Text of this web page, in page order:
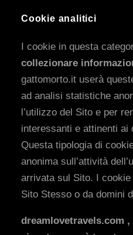
Cookie analitici
I cookie in questa
collezionare
gattomorto.it userà
ad analisi statistiche
l’utilizzo del Sito e per
interessanti e attinenti ai
Questa tipologia di
anonima sull’attività
arrivata sul Sito. I
Sito Stesso o da domini
dreamlovetravels.com